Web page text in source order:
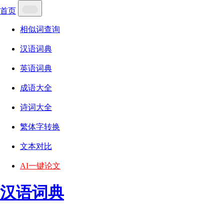
首页
相似词查询
汉语词典
英语词典
成语大全
诗词大全
繁体字转换
文本对比
AI一键论文
汉语词典